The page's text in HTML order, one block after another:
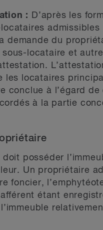
:
D’après les
demande du
locataire et
les locataires
conclue à l’égard
à la partie
doit posséder
Un propriétaire
foncier,
étant